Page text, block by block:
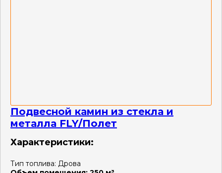
Подвесной камин из стекла и
металла FLY/Полет
Характеристики:
Тип топлива: Дрова